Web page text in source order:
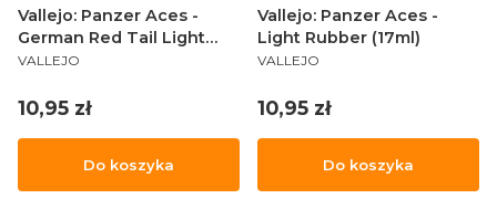
Vallejo: Panzer Aces -
German Red Tail Light
(17ml
PRODUCENT
VALLEJO
Cena
10,95 zł
Do koszyka
Vallejo: Panzer Aces -
Light Rubber (17ml)
PRODUCENT
VALLEJO
Cena
10,95 zł
Do koszyka